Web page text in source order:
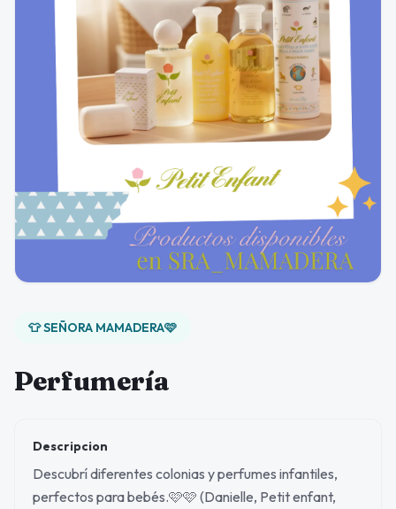
👕 SEÑORA MAMADERA🩷
Perfumería
Descripcion
Descubrí diferentes colonias y perfumes infantiles,
perfectos para bebés.🩷🩷 (Danielle, Petit enfant,